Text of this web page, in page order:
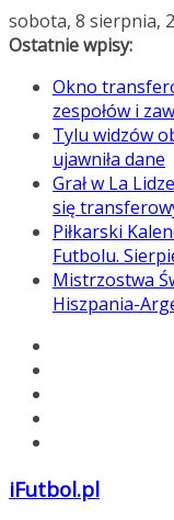
Przejdź
do
sobota, 8 sierpnia,
Ostatnie wpisy:
Okno
zespołów i
Tylu widzów
ujawniła dane
Grał w La
się
Piłkarski
Futbolu.
Mistrzostwa
Hiszpania-
iFutbol.pl